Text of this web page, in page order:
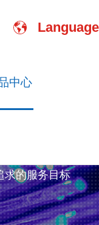
Language
中心
求的服务目标